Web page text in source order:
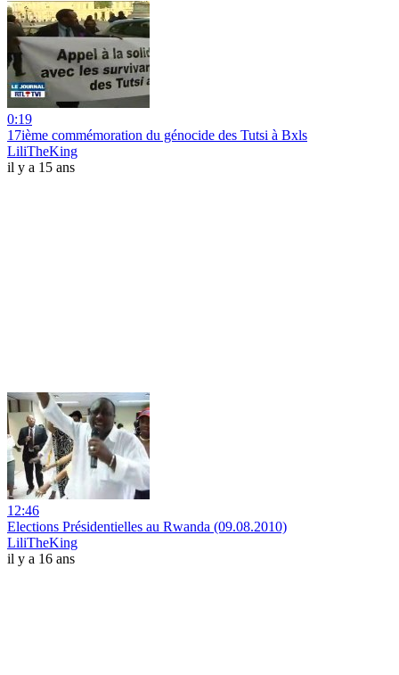
0:19
17ième commémoration du génocide des Tutsi à Bxls
LiliTheKing
il y a 15 ans
12:46
Elections Présidentielles au Rwanda (09.08.2010)
LiliTheKing
il y a 16 ans